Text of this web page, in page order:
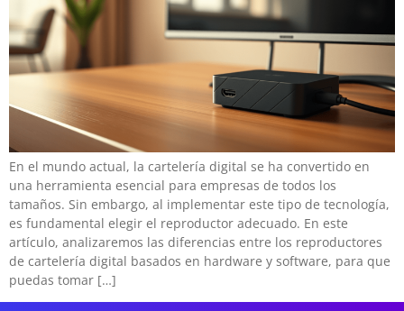
En el mundo actual, la cartelería digital se ha convertido en
una herramienta esencial para empresas de todos los
tamaños. Sin embargo, al implementar este tipo de tecnología,
es fundamental elegir el reproductor adecuado. En este
artículo, analizaremos las diferencias entre los reproductores
de cartelería digital basados en hardware y software, para que
puedas tomar […]